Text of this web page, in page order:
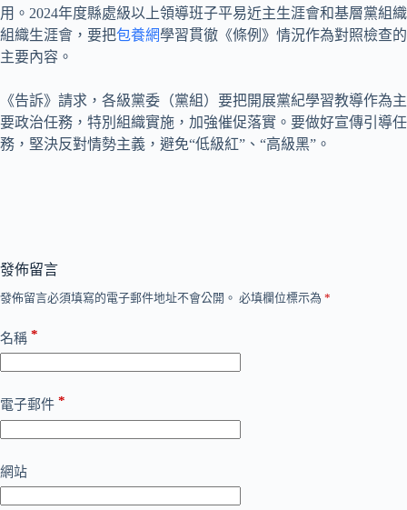
用。2024年度縣處級以上領導班子平易近主生涯會和基層黨組織
組織生涯會，要把包養網學習貫徹《條例》情況作為對照檢查的
主要內容。
《告訴》請求，各級黨委（黨組）要把開展黨紀學習教導作為主
要政治任務，特別組織實施，加強催促落實。要做好宣傳引導任
務，堅決反對情勢主義，避免“低級紅”、“高級黑”。
發佈留言
發佈留言必須填寫的電子郵件地址不會公開。 必填欄位標示為 *
名稱 *
電子郵件 *
網站